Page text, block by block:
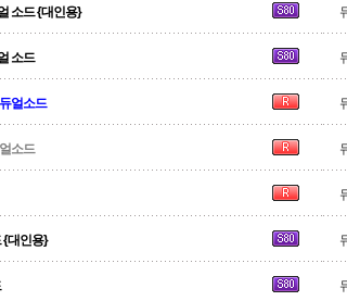
소드 {대인용}
소드
얼소드
소드
{대인용}